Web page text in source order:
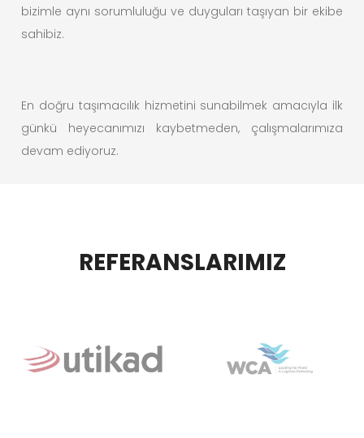
bizimle aynı sorumluluğu ve duyguları taşıyan bir ekibe
sahibiz.
En doğru taşımacılık hizmetini sunabilmek amacıyla ilk
günkü heyecanımızı kaybetmeden, çalışmalarımıza
devam ediyoruz.
REFERANSLARIMIZ